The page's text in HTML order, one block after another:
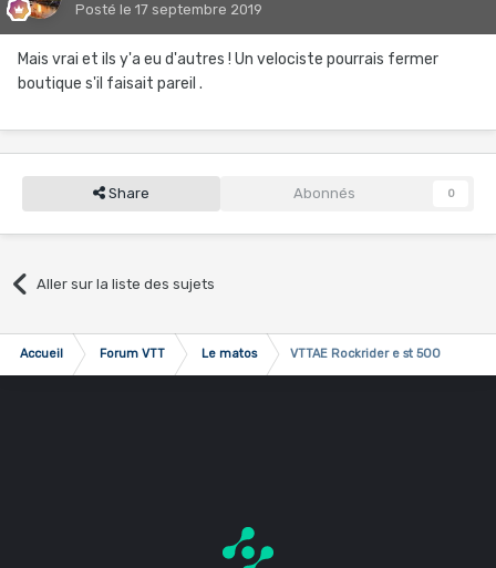
Posté le 17 septembre 2019
Mais vrai et ils y'a eu d'autres ! Un velociste pourrais fermer
boutique s'il faisait pareil .
Share Abonnés 0
Aller sur la liste des sujets
Accueil Forum VTT Le matos VTTAE Rockrider e st 500